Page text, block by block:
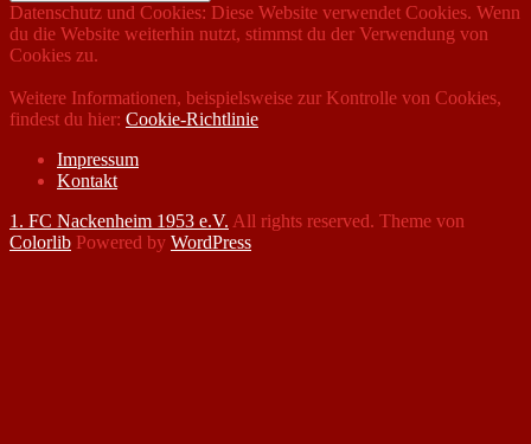
Datenschutz und Cookies: Diese Website verwendet Cookies. Wenn
du die Website weiterhin nutzt, stimmst du der Verwendung von
Cookies zu.
Weitere Informationen, beispielsweise zur Kontrolle von Cookies,
findest du hier: Cookie-Richtlinie
Impressum
Kontakt
1. FC Nackenheim 1953 e.V. All rights reserved. Theme von
Colorlib Powered by WordPress